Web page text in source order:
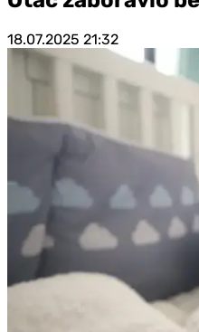
18.07.2025 21:32